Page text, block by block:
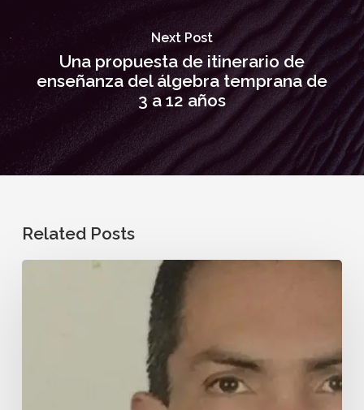
Next Post
Una propuesta de itinerario de
enseñanza del álgebra temprana de
3 a 12 años
Related Posts